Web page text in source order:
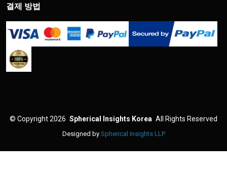
결제 방법
© Copyright 2026 Spherical Insights Korea All Rights Reserved
Designed by Spherical Insights LLP